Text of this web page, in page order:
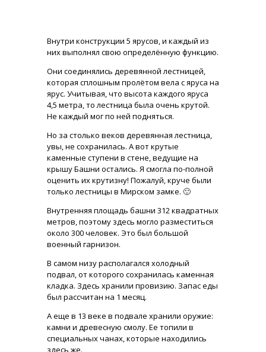
Внутри конструкции 5 ярусов, и каждый из
них выполнял свою определённую функцию.
Они соединялись деревянной лестницей,
которая сплошным пролётом вела с яруса на
ярус. Учитывая, что высота каждого яруса
4,5 метра, то лестница была очень крутой.
Не каждый мог по ней подняться.
Но за столько веков деревянная лестница,
увы, не сохранилась. А вот крутые
каменные ступени в стене, ведущие на
крышу Башни остались. Я смогла по-полной
оценить их крутизну! Пожалуй, круче были
только лестницы в Мирском замке. 🙂
Внутренняя площадь башни 312 квадратных
метров, поэтому здесь могло разместиться
около 300 человек. Это был большой
военный гарнизон.
В самом низу располагался холодный
подвал, от которого сохранилась каменная
кладка. Здесь хранили провизию. Запас еды
был рассчитан на 1 месяц.
А еще в 13 веке в подвале хранили оружие:
камни и древесную смолу. Ее топили в
специальных чанах, которые находились
здесь же.